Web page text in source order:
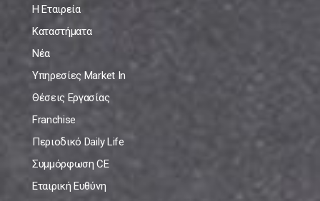
Η Εταιρεία
Καταστήματα
Νέα
Υπηρεσίες Market In
Θέσεις Εργασίας
Franchise
Περιοδικό Daily Life
Συμμόρφωση CE
Εταιρική Ευθύνη